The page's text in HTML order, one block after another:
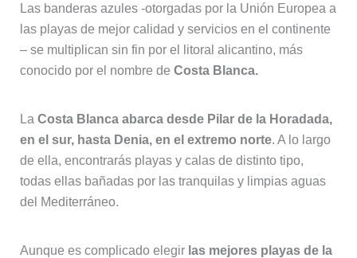
Las banderas azules -otorgadas por la Unión Europea a
las playas de mejor calidad y servicios en el continente
– se multiplican sin fin por el litoral alicantino, más
conocido por el nombre de Costa Blanca.
La Costa Blanca abarca desde Pilar de la Horadada,
en el sur, hasta Denia, en el extremo norte. A lo largo
de ella, encontrarás playas y calas de distinto tipo,
todas ellas bañadas por las tranquilas y limpias aguas
del Mediterráneo.
Aunque es complicado elegir las mejores playas de la